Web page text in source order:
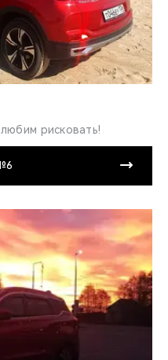
рисковать!